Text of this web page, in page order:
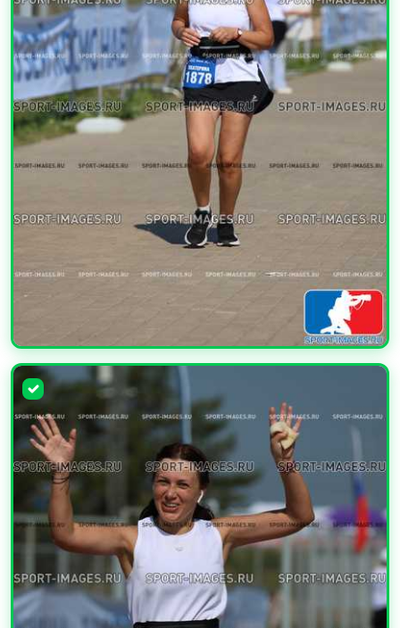
УВЕЛИЧИТЬ